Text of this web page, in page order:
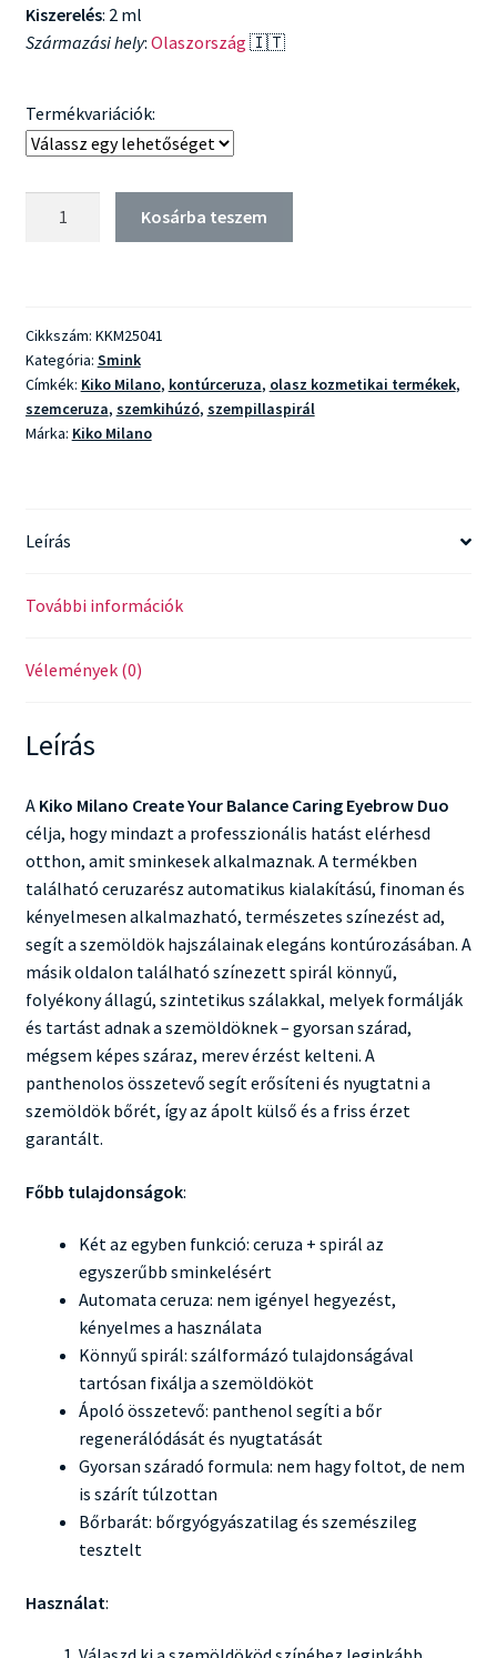
Kiszerelés: 2 ml
Származási hely: Olaszország 🇮🇹
Termékvariációk:
Caring
Eyebrow
mennyiség
Kosárba teszem
Cikkszám: KKM25041
Kategória: Smink
Címkék: Kiko Milano, kontúrceruza, olasz kozmetikai termékek,
szemceruza, szemkihúzó, szempillaspirál
Márka: Kiko Milano
Leírás
További információk
Vélemények (0)
Leírás
A Kiko Milano Create Your Balance Caring Eyebrow Duo
célja, hogy mindazt a professzionális hatást elérhesd
otthon, amit sminkesek alkalmaznak. A termékben
található ceruzarész automatikus kialakítású, finoman és
kényelmesen alkalmazható, természetes színezést ad,
segít a szemöldök hajszálainak elegáns kontúrozásában. A
másik oldalon található színezett spirál könnyű,
folyékony állagú, szintetikus szálakkal, melyek formálják
és tartást adnak a szemöldöknek – gyorsan szárad,
mégsem képes száraz, merev érzést kelteni. A
panthenolos összetevő segít erősíteni és nyugtatni a
szemöldök bőrét, így az ápolt külső és a friss érzet
garantált.
Főbb tulajdonságok:
Két az egyben funkció: ceruza + spirál az
egyszerűbb sminkelésért
Automata ceruza: nem igényel hegyezést,
kényelmes a használata
Könnyű spirál: szálformázó tulajdonságával
tartósan fixálja a szemöldököt
Ápoló összetevő: panthenol segíti a bőr
regenerálódását és nyugtatását
Gyorsan száradó formula: nem hagy foltot, de nem
is szárít túlzottan
Bőrbarát: bőrgyógyászatilag és szemészileg
tesztelt
Használat: